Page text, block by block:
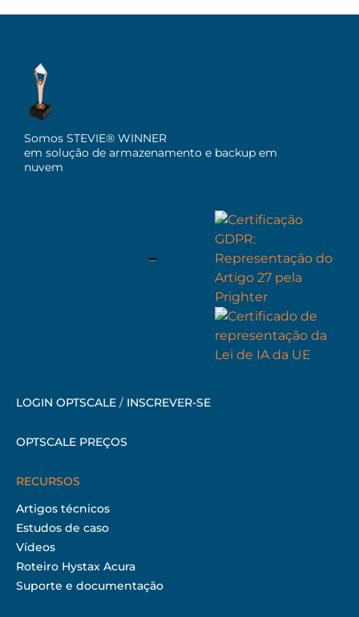
Somos STEVIE® WINNER
em solução de armazenamento e backup em
nuvem
LOGIN OPTSCALE / INSCREVER-SE
OPTSCALE PREÇOS
RECURSOS
Artigos técnicos
Estudos de caso
Vídeos
Roteiro Hystax Acura
Suporte e documentação